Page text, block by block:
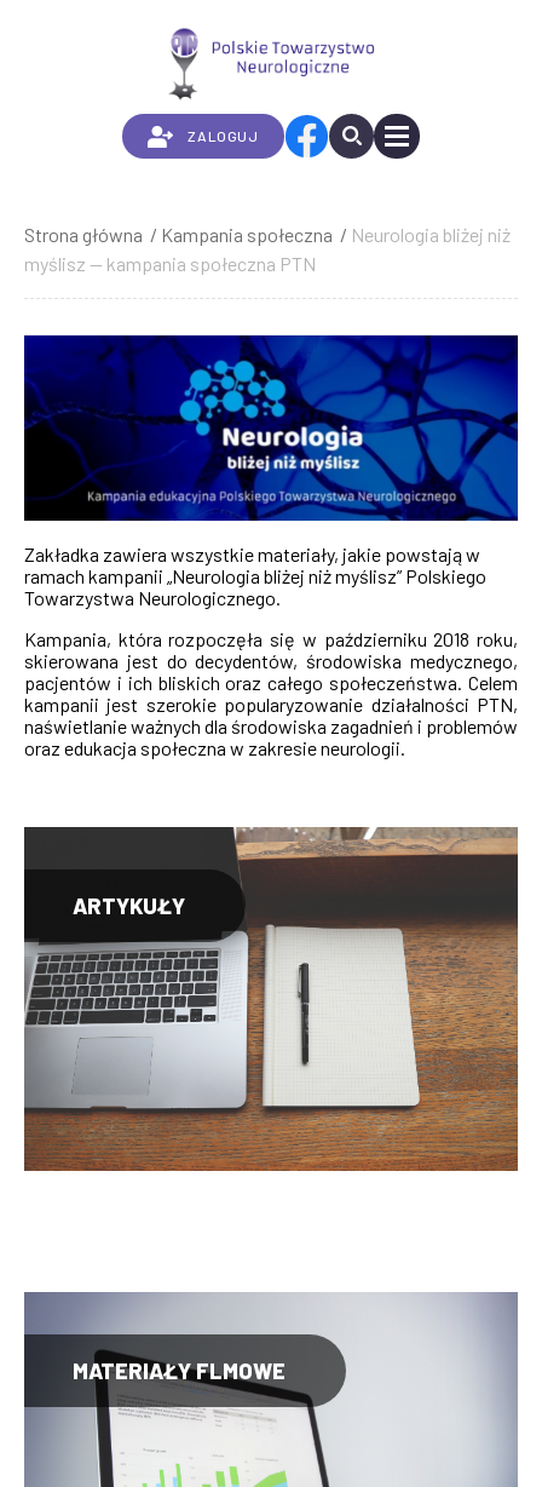
ZALOGUJ
Ścieżka
nawigacyjna
Strona główna Kampania społeczna
Neurologia bliżej niż
myślisz — kampania społeczna PTN
Zakładka zawiera wszystkie materiały, jakie powstają w
ramach kampanii „Neurologia bliżej niż myślisz” Polskiego
Towarzystwa Neurologicznego.
Kampania, która rozpoczęła się w październiku 2018 roku,
skierowana jest do decydentów, środowiska medycznego,
pacjentów i ich bliskich oraz całego społeczeństwa. Celem
kampanii jest szerokie popularyzowanie działalności PTN,
naświetlanie ważnych dla środowiska zagadnień i problemów
oraz edukacja społeczna w zakresie neurologii.
ARTYKUŁY
MATERIAŁY FLMOWE